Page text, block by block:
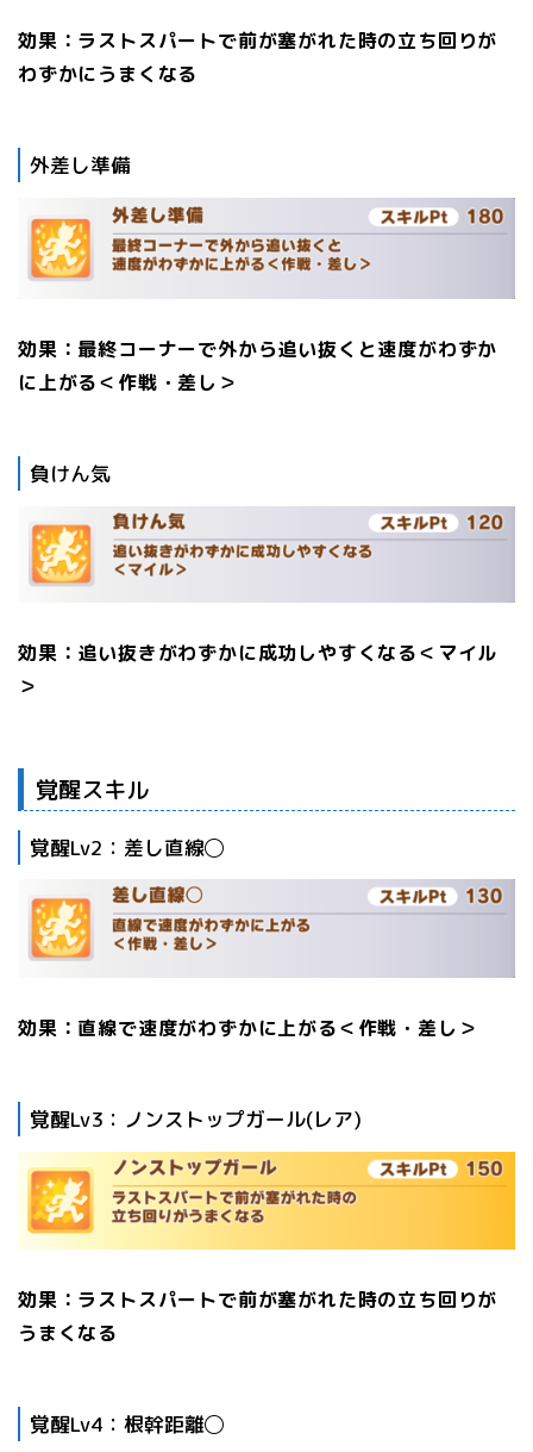
効果：ラストスパートで前が塞がれた時の立ち回りが
わずかにうまくなる
外差し準備
効果：最終コーナーで外から追い抜くと速度がわずか
に上がる＜作戦・差し＞
負けん気
効果：追い抜きがわずかに成功しやすくなる＜マイル
＞
覚醒スキル
覚醒Lv2：差し直線◯
効果：直線で速度がわずかに上がる＜作戦・差し＞
覚醒Lv3：ノンストップガール(レア)
効果：ラストスパートで前が塞がれた時の立ち回りが
うまくなる
覚醒Lv4：根幹距離◯